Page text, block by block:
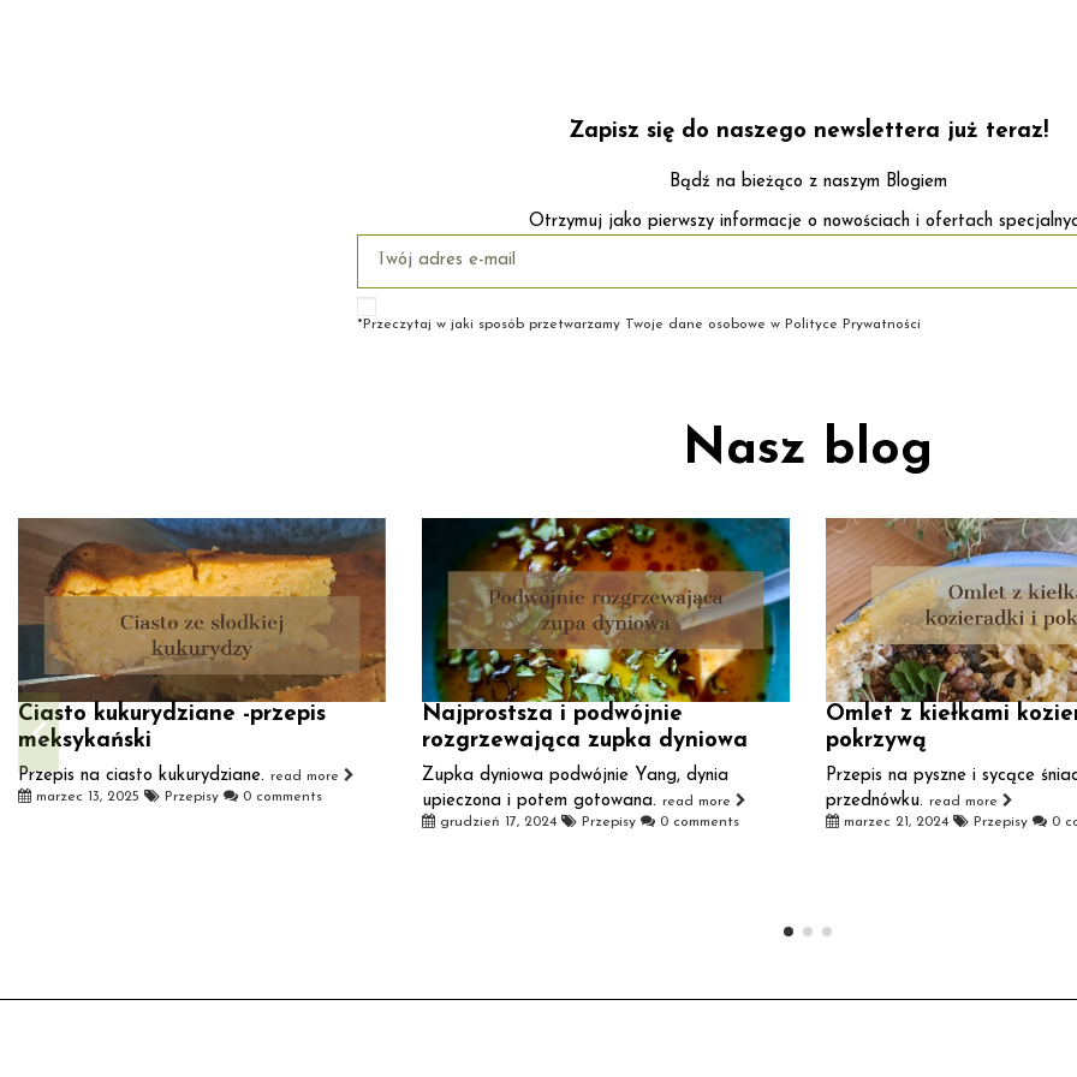
Zapisz się do naszego newslettera już teraz!
Bądź na bieżąco z naszym Blogiem
Otrzymuj jako pierwszy informacje o nowościach i ofertach
*Przeczytaj w jaki sposób przetwarzamy Twoje dane osobowe w Polityce Prywatności
Nasz blog
Ciasto kukurydziane -przepis
meksykański
Przepis na ciasto kukurydziane. read more
marzec 13, 2025
Przepisy 0 comments
Najprostsza i podwójnie
rozgrzewająca zupka dyniowa
Zupka dyniowa podwójnie Yang, dynia
upieczona i potem gotowana. read more
grudzień 17, 2024
Przepisy 0 comments
Omlet z kiełkami
pokrzywą
Przepis na pyszne i sycące
przednówku. read more
marzec 21, 2024
Przepisy 0